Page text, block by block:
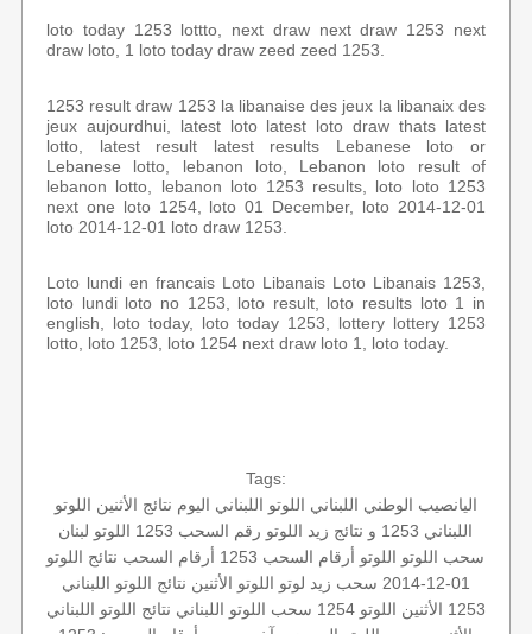
loto today 1253 lottto, next draw next draw 1253 next
draw loto, 1 loto today draw zeed zeed 1253.
1253 result draw 1253 la libanaise des jeux la libanaix des
jeux aujourdhui, latest loto latest loto draw thats latest
lotto, latest result latest results Lebanese loto or
Lebanese lotto, lebanon loto, Lebanon loto result of
lebanon lotto, lebanon loto 1253 results, loto loto 1253
next one loto 1254, loto 01 December, loto 2014-12-01
loto 2014-12-01 loto draw 1253.
Loto lundi en francais Loto Libanais Loto Libanais 1253,
loto lundi loto no 1253, loto result, loto results loto 1 in
english, loto today, loto today 1253, lottery lottery 1253
lotto, loto 1253, loto 1254 next draw loto 1, loto today.
Tags:
اليانصيب الوطني اللبناني اللوتو اللبناني اليوم نتائج الأثنين اللوتو
اللبناني 1253 و نتائج زيد
اللوتو رقم السحب 1253
اللوتو لبنان
سحب اللوتو اللوتو أرقام السحب 1253 أرقام السحب نتائج اللوتو
01-12-2014
سحب زيد لوتو اللوتو الأثنين نتائج اللوتو اللبناني
1253 الأثنين
اللوتو 1254 سحب اللوتو اللبناني نتائج اللوتو اللبناني